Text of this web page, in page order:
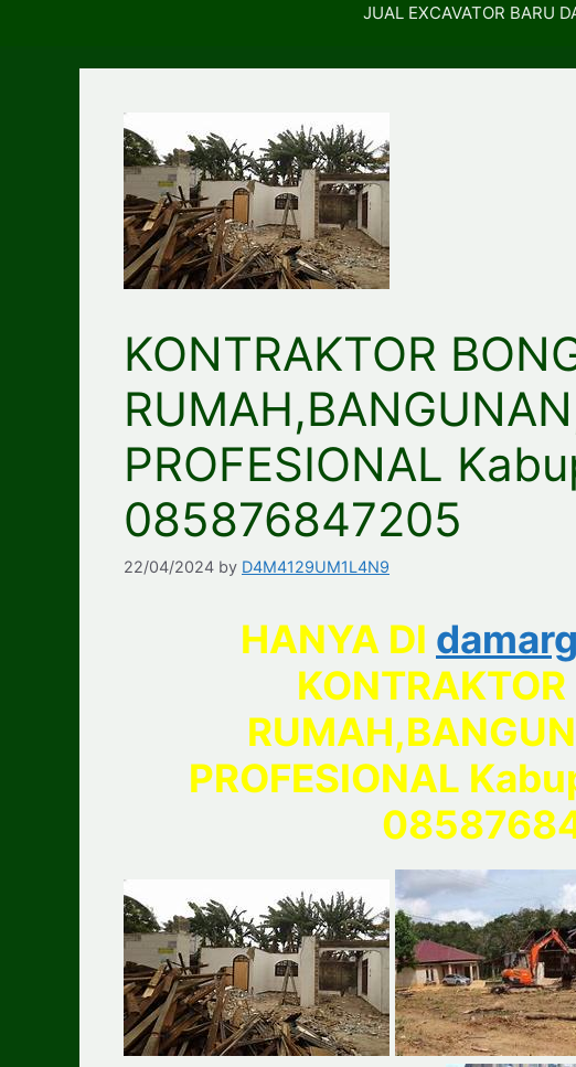
JUAL EXCAVATOR BARU
KONTRAKTOR
PROFESIONAL
085876847205
22/04/2024 by D4M4129UM1L4N9
HANYA DI
PROFESIONAL